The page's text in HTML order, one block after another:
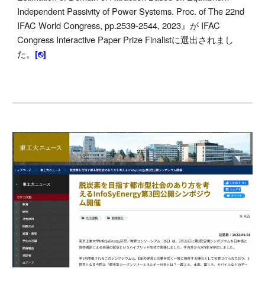
Independent Passivity of Power Systems. Proc. of The 22nd
IFAC World Congress, pp.2539-2544, 2023』が IFAC
Congress Interactive Paper Prize Finalistに選出されまし
た。 [⎋]